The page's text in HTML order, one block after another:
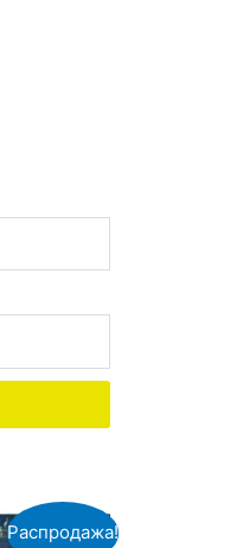
Распродажа!